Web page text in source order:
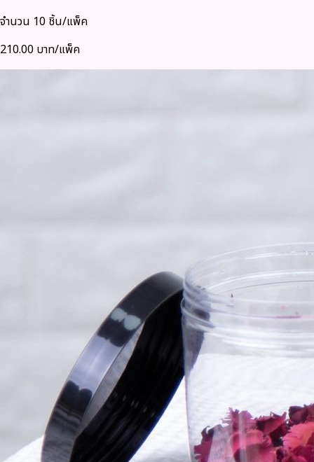
จำนวน 10 ชิ้น/แพ็ค
210.00 บาท/แพ็ค